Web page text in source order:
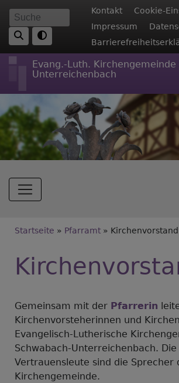
Direkt
zum
Inhalt
Suche
Kontakt
Cookie-
Impressum
Evang.-Luth. Kirchengemeinde
Unterreichenbach
Hauptnavigation
Breadcrumb
Startseite Pfarramt Kirchenvorstand
Gemeinsam mit der Pfarrerin
Kirchenvorsteherinnen und
Evangelisch-Lutherische
Schwabach-Unterreichenbach. Die
Vertrauensleute sind die Sprecher
Kirchengemeinde.